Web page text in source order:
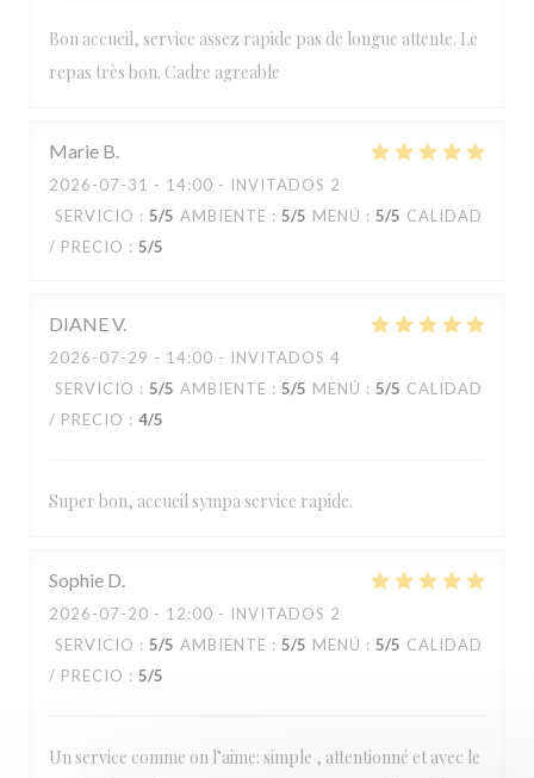
Bon accueil, service assez rapide pas de longue attente. Le
repas très bon. Cadre agreable
Marie B
2026-07-31 - 14:00 - INVITADOS 2
SERVICIO : 5/5 AMBIENTE : 5/5 MENÚ : 5/5 CALIDAD
/ PRECIO : 5/5
DIANEV
2026-07-29 - 14:00 - INVITADOS 4
SERVICIO : 5/5 AMBIENTE : 5/5 MENÚ : 5/5 CALIDAD
/ PRECIO : 4/5
Super bon, accueil sympa service rapide.
Sophie D
2026-07-20 - 12:00 - INVITADOS 2
SERVICIO : 5/5 AMBIENTE : 5/5 MENÚ : 5/5 CALIDAD
/ PRECIO : 5/5
Un service comme on l’aime: simple , attentionné et avec le